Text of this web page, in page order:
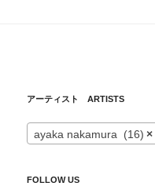
アーティスト ARTISTS
×
ayaka nakamura (16)
FOLLOW US